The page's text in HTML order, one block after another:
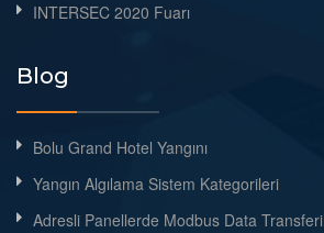
INTERSEC 2020 Fuarı
Blog
Bolu Grand Hotel Yangını
Yangın Algılama Sistem Kategorileri
Adresli Panellerde Modbus Data Transferi